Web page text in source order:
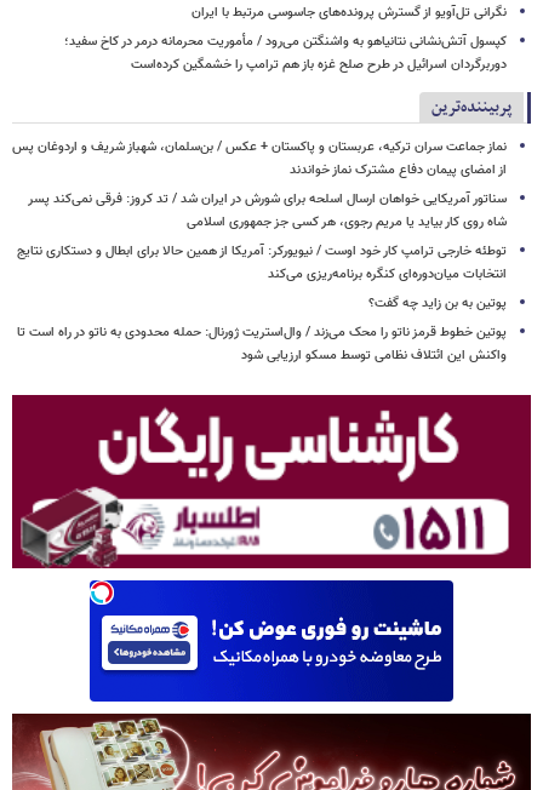
نگرانی تل‌آویو از گسترش پرونده‌های جاسوسی مرتبط با ایران
کپسول آتش‌نشانی نتانیاهو به واشنگتن می‌رود / مأموریت محرمانه درمر در کاخ سفید؛
دوربرگردان اسرائیل در طرح صلح غزه باز هم ترامپ را خشمگین کرده‌است
پربیننده‌ترین
نماز جماعت سران ترکیه، عربستان و پاکستان + عکس / بن‌سلمان، شهباز شریف و اردوغان پس
از امضای پیمان دفاع مشترک نماز خواندند
سناتور آمریکایی خواهان ارسال اسلحه برای شورش در ایران شد / تد کروز: فرقی نمی‌کند پسر
شاه روی کار بیاید یا مریم رجوی، هر کسی جز جمهوری اسلامی
توطئه خارجی ترامپ کار خود اوست / نیویورکر: آمریکا از همین حالا برای ابطال و دستکاری نتایج
انتخابات میان‌دوره‌ای کنگره برنامه‌ریزی می‌کند
پوتین به بن زاید چه گفت؟
پوتین خطوط قرمز ناتو را محک می‌زند / وال‌استریت ژورنال: حمله محدودی به ناتو در راه است تا
واکنش این ائتلاف نظامی توسط مسکو ارزیابی شود